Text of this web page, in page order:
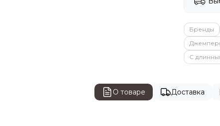
Бренды
С
О товаре Доставка